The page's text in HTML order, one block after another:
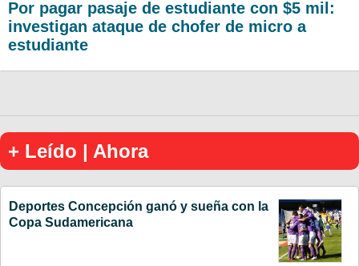
Por pagar pasaje de estudiante con $5 mil:
investigan ataque de chofer de micro a
estudiante
+ Leído | Ahora
Deportes Concepción ganó y sueña con la
Copa Sudamericana